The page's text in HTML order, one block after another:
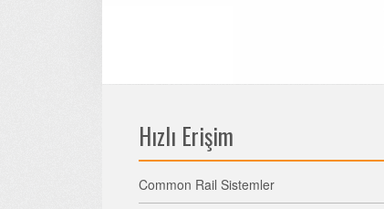
Hızlı Erişim
Common Rail Sistemler